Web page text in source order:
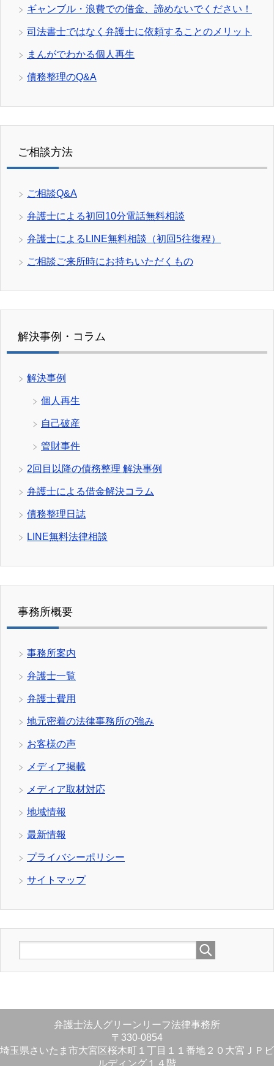
ギャンブル・浪費での借金、諦めないでください！
司法書士ではなく弁護士に依頼することのメリット
まんがでわかる個人再生
債務整理のQ&A
ご相談方法
ご相談Q&A
弁護士による初回10分電話無料相談
弁護士によるLINE無料相談（初回5往復程）
ご相談ご来所時にお持ちいただくもの
解決事例・コラム
解決事例
個人再生
自己破産
管財事件
2回目以降の債務整理 解決事例
弁護士による借金解決コラム
債務整理日誌
LINE無料法律相談
事務所概要
事務所案内
弁護士一覧
弁護士費用
地元密着の法律事務所の強み
お客様の声
メディア掲載
メディア取材対応
地域情報
最新情報
プライバシーポリシー
サイトマップ
弁護士法人グリーンリーフ法律事務所
〒330-0854
埼玉県さいたま市大宮区桜木町１丁目１１番地２０大宮ＪＰビ
ルディング１４階